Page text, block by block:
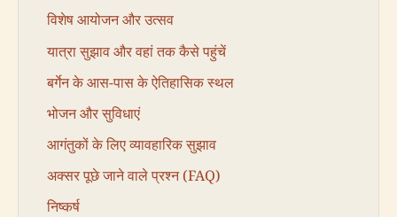
विशेष आयोजन और उत्सव
यात्रा सुझाव और वहां तक कैसे पहुंचें
बर्गेन के आस-पास के ऐतिहासिक स्थल
भोजन और सुविधाएं
आगंतुकों के लिए व्यावहारिक सुझाव
अक्सर पूछे जाने वाले प्रश्न (FAQ)
निष्कर्ष